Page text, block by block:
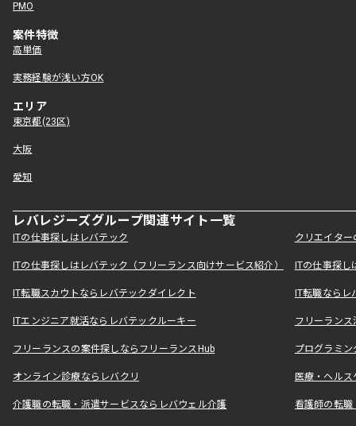
PMO
案件特徴
高単価
実務経験が浅い方OK
エリア
東京都(23区)
大阪
愛知
レバレジーズグループ関連サイト一覧
ITの仕事探しはレバテック クリエイタ
ITの仕事探しはレバテック（フリーランス向けサービス紹介） ITの仕事探
IT転職スカウトならレバテックダイレクト IT転職なら
ITエンジニア就活ならレバテックルーキー フリーラン
フリーランスの案件探しならフリーランスHub プログラミ
オンライン診療ならレバクリ 医療・ヘル
介護職の転職・派遣サービスならレバウェル介護 看護師の転